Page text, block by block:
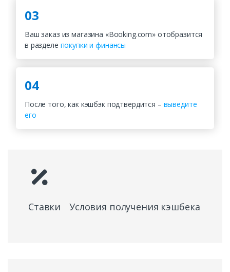
03
Ваш заказ из магазина «Booking.com» отобразится
в разделе покупки и финансы
04
После того, как кэшбэк подтвердится – выведите
его
Ставки Условия получения кэшбека